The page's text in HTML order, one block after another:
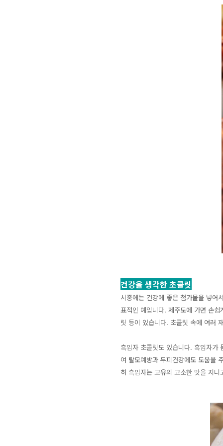
건강을 생각한 초콜릿
시중에는 건강에 좋은 첨가물을 넣어
표적인 예입니다. 제주도에 가면 손
릿 등이 있습니다. 초콜릿 속에 여러
흑임자 초콜릿도 있습니다. 흑임자가
여 탈모예방과 두피건강에도 도움을
히 흑임자는 고유의 고소한 맛을 지